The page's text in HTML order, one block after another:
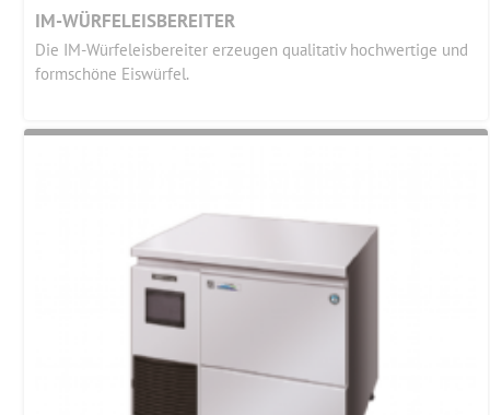
IM-WÜRFELEISBEREITER
Die IM-Würfeleisbereiter erzeugen qualitativ hochwertige und
formschöne Eiswürfel.